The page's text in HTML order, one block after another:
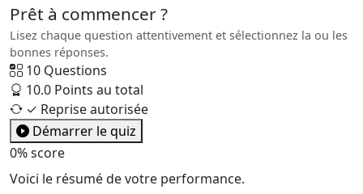
Prêt à commencer ?
Lisez chaque question attentivement et sélectionnez la ou les
bonnes réponses.
10 Questions
10.0 Points au total
✓ Reprise autorisée
Démarrer le quiz
0%score
Voici le résumé de votre performance.